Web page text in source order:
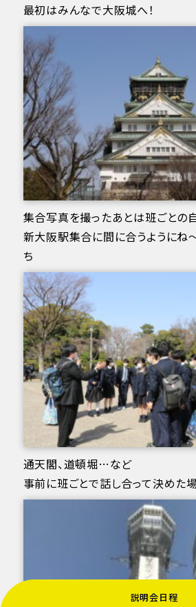
説明会日程
最初はみんなで大阪城へ！
集合写真を撮ったあとは班ごとの
新大阪駅集合に間に合うようにね
ち
通天閣、道頓堀…など
事前に班ごとで話し合って決めた